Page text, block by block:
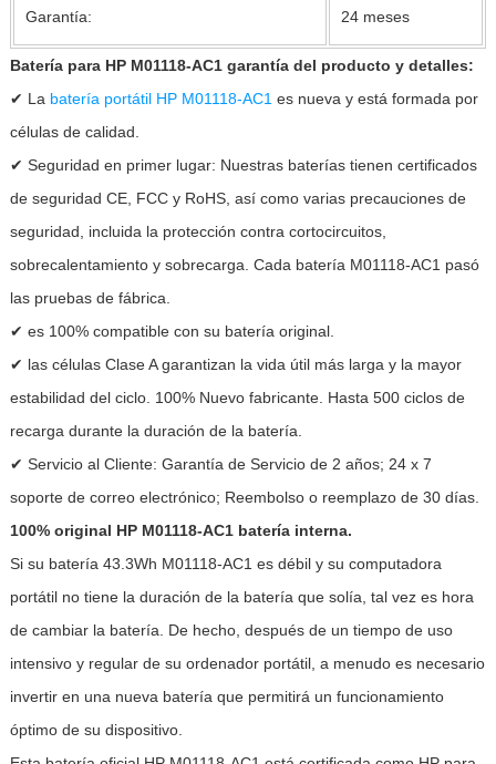
Garantía: 24 meses
Batería para HP M01118-AC1 garantía del producto y detalles:
✔ La batería portátil HP M01118-AC1es nueva y está formada por
células de calidad.
✔ Seguridad en primer lugar: Nuestras baterías tienen certificados
de seguridad CE, FCC y RoHS, así como varias precauciones de
seguridad, incluida la protección contra cortocircuitos,
sobrecalentamiento y sobrecarga. Cada batería M01118-AC1 pasó
las pruebas de fábrica.
✔ es 100% compatible con su batería original.
✔ las células Clase A garantizan la vida útil más larga y la mayor
estabilidad del ciclo. 100% Nuevo fabricante. Hasta 500 ciclos de
recarga durante la duración de la batería.
✔ Servicio al Cliente: Garantía de Servicio de 2 años; 24 x 7
soporte de correo electrónico; Reembolso o reemplazo de 30 días.
100% original HP M01118-AC1 batería interna.
Si su batería 43.3Wh M01118-AC1 es débil y su computadora
portátil no tiene la duración de la batería que solía, tal vez es hora
de cambiar la batería. De hecho, después de un tiempo de uso
intensivo y regular de su ordenador portátil, a menudo es necesario
invertir en una nueva batería que permitirá un funcionamiento
óptimo de su dispositivo.